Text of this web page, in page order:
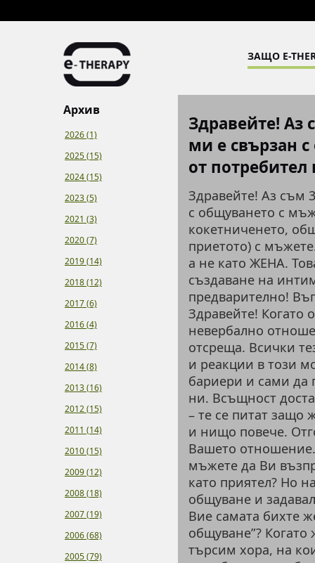
ЗАЩО E-
Архив
2026 (1)
2025 (15)
2024 (15)
2023 (5)
2021 (3)
2020 (7)
2019 (14)
2018 (12)
2017 (6)
2016 (4)
2015 (7)
2014 (8)
2013 (16)
2012 (15)
2011 (14)
2010 (15)
2009 (12)
2008 (18)
2007 (19)
2006 (68)
2005 (79)
Здравейте! Аз
ми е свързан
от
Здравейте! Аз съм
с общуването с
кокетниченето,
приетото) с
а не като ЖЕНА.
създаване на
предварително!
Здравейте! Когато
невербално
отсреща. Всички
и реакции в този
бариери и сами да
ни. Всъщност
– те се питат защо
и нищо повече.
Вашето
мъжете да Ви
като приятел? Но
общуване и
Вие самата бихте
общуване”?
търсим хора, на